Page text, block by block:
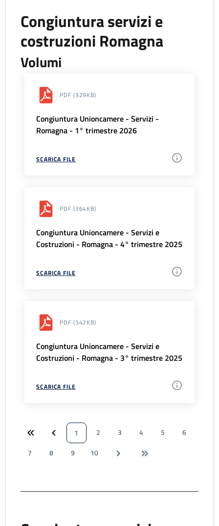
Congiuntura servizi e
costruzioni Romagna
Volumi
PDF (329KB)
Congiuntura Unioncamere - Servizi -
Romagna - 1° trimestre 2026
SCARICA FILE
PDF (364KB)
Congiuntura Unioncamere - Servizi e
Costruzioni - Romagna - 4° trimestre 2025
SCARICA FILE
PDF (342KB)
Congiuntura Unioncamere - Servizi e
Costruzioni - Romagna - 3° trimestre 2025
SCARICA FILE
1 2 3 4 5
6
7
8 9 10